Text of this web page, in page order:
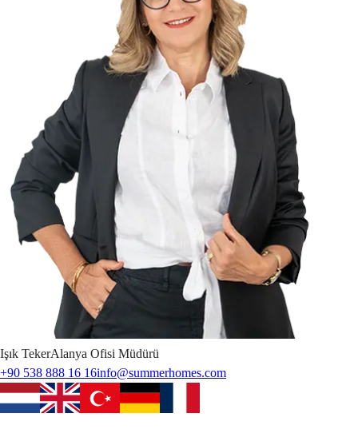
Işık TekerAlanya Ofisi Müdürü
+90 538 888 16 16info@summerhomes.com